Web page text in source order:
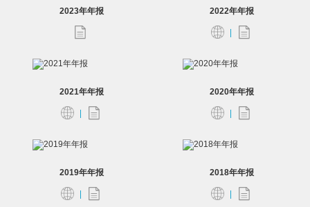
2023年年报 2022年年报
2021年年报 2020年年报
2019年年报 2018年年报